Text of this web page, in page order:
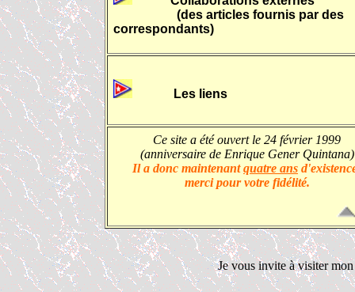
(des articles fournis par des
correspondants)
Les liens
Ce site a été ouvert le 24 février 1999
(anniversaire de Enrique Gener Quintana)
Il a donc maintenantquatre ans
merci pour votre fidélité.
Je vous invite à visiter